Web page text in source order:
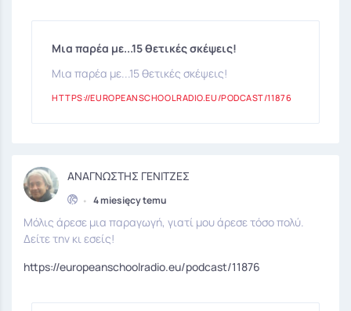
Μια παρέα με...15 θετικές σκέψεις!
Μια παρέα με...15 θετικές σκέψεις!
HTTPS://EUROPEANSCHOOLRADIO.EU/PODCAST/11876
ΑΝΑΓΝΩΣΤΗΣ ΓΕΝΙΤΖΕΣ
• 4 miesięcy temu
Μόλις άρεσε μια παραγωγή, γιατί μου άρεσε τόσο πολύ.
Δείτε την κι εσείς!
https://europeanschoolradio.eu/podcast/11876